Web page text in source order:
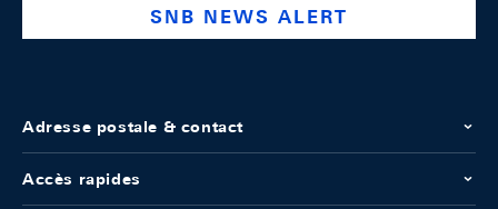
SNB NEWS ALERT
Adresse postale & contact
Accès rapides